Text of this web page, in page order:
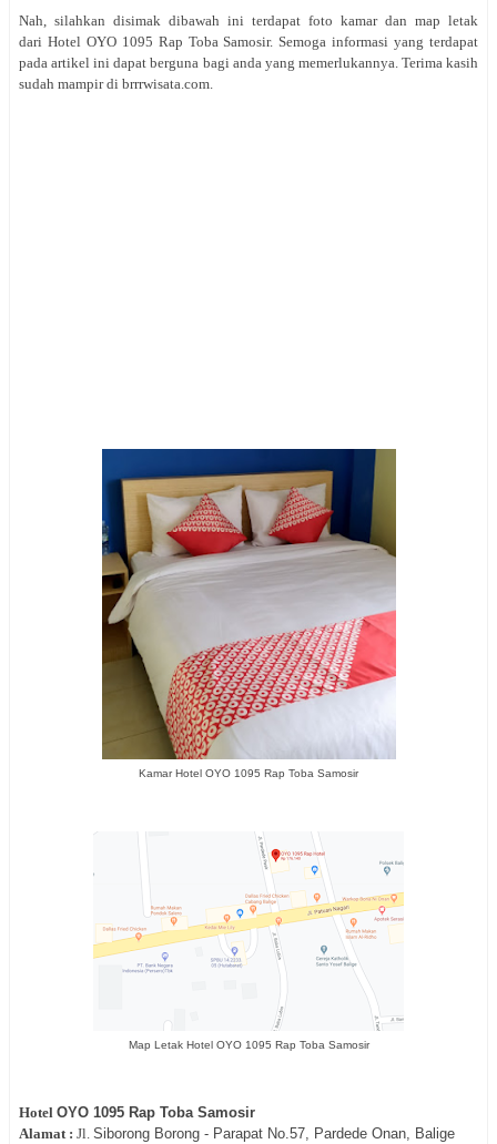
Nah, silahkan disimak dibawah ini terdapat foto kamar dan map letak
dari Hotel OYO 1095 Rap Toba Samosir. Semoga informasi yang terdapat
pada artikel ini dapat berguna bagi anda yang memerlukannya. Terima kasih
sudah mampir di brrrwisata.com.
Kamar Hotel OYO 1095 Rap Toba Samosir
Map Letak Hotel OYO 1095 Rap Toba Samosir
Hotel OYO 1095 Rap Toba Samosir
Alamat : Jl. Siborong Borong - Parapat No.57, Pardede Onan, Balige